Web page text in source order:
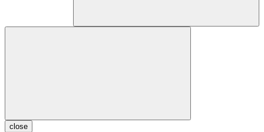
close